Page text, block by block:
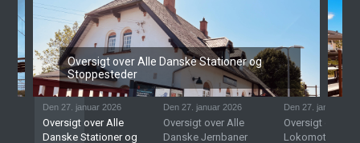
Oversigt over Alle Danske Stationer og
Stoppesteder
Den 27. januar 2026
Oversigt over Alle
Danske Stationer og
Den 27. januar 2026
Oversigt over Alle
Danske Jernbaner
Den 27. januar
Oversigt over
Lokomotiver,